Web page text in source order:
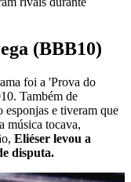
(BBB10)
foi a 'Prova do
Também de
esponjas e tiveram que
música tocava,
Eliéser levou a
disputa.